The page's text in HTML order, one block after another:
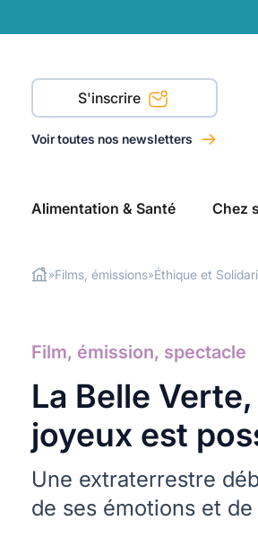
S'inscrire
Voir toutes nos newsletters
Alimentation & Santé
Chez
»Films, émissions»Éthique et
Film, émission, spectacle
La Belle
joyeux est
Une extraterrestre
de ses émotions et